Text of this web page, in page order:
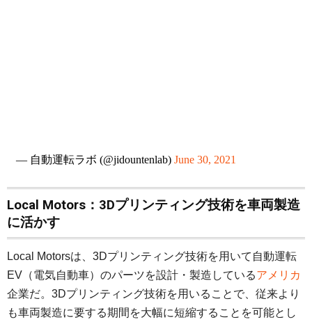
— 自動運転ラボ (@jidountenlab) June 30, 2021
Local Motors：3Dプリンティング技術を車両製造
に活かす
Local Motorsは、3Dプリンティング技術を用いて自動運転
EV（電気自動車）のパーツを設計・製造しているアメリカ
企業だ。3Dプリンティング技術を用いることで、従来より
も車両製造に要する期間を大幅に短縮することを可能とし